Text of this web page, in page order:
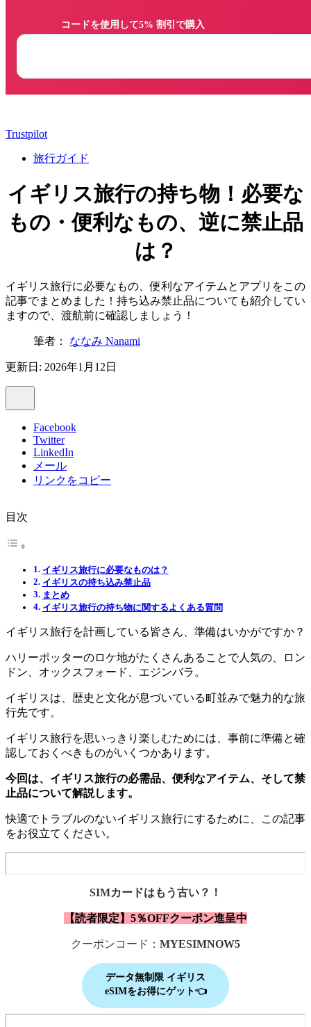
Trustpilot
旅行ガイド
イギリス旅行の持ち物！必要な
もの・便利なもの、逆に禁止品
は？
イギリス旅行に必要なもの、便利なアイテムとアプリをこの
記事でまとめました！持ち込み禁止品についても紹介してい
ますので、渡航前に確認しましょう！
筆者： ななみ Nanami
更新日: 2026年1月12日
Facebook
Twitter
LinkedIn
メール
リンクをコピー
目次
イギリス旅行に必要なものは？
イギリスの持ち込み禁止品
まとめ
イギリス旅行の持ち物に関するよくある質問
イギリス旅行を計画している皆さん、準備はいかがですか？
ハリーポッターのロケ地がたくさんあることで人気の、ロン
ドン、オックスフォード、エジンバラ。
イギリスは、歴史と文化が息づいている町並みで魅力的な旅
行先です。
イギリス旅行を思いっきり楽しむためには、事前に準備と確
認しておくべきものがいくつかあります。
今回は、イギリス旅行の必需品、便利なアイテム、そして禁
止品について解説します。
快適でトラブルのないイギリス旅行にするために、この記事
をお役立てください。
SIMカードはもう古い？！
【読者限定】5％OFFクーポン進呈中
クーポンコード： MYESIMNOW5
データ無制限 イギリス
eSIMをお得にゲット👈